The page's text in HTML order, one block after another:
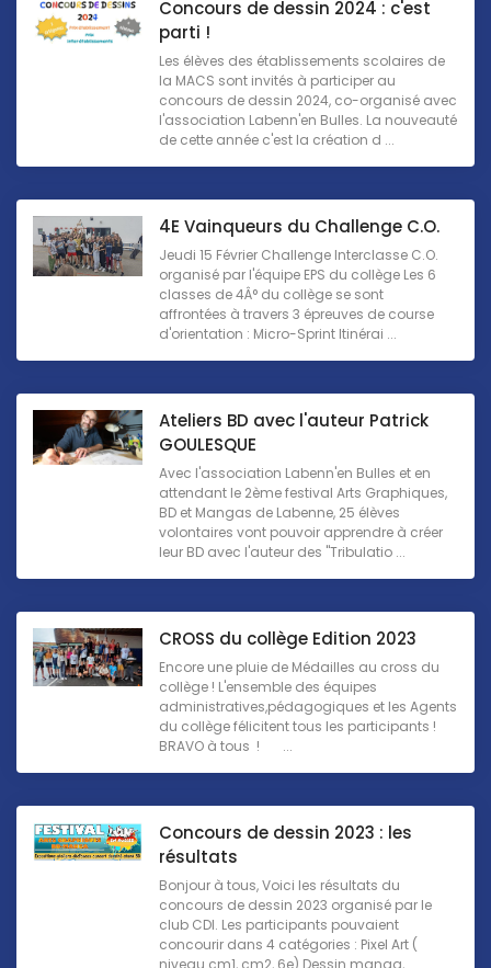
Concours de dessin 2024 : c'est
parti !
Les élèves des établissements scolaires de
la MACS sont invités à participer au
concours de dessin 2024, co-organisé avec
l'association Labenn'en Bulles. La nouveauté
de cette année c'est la création d ...
4E Vainqueurs du Challenge C.O.
Jeudi 15 Février Challenge Interclasse C.O.
organisé par l'équipe EPS du collège Les 6
classes de 4Â° du collège se sont
affrontées à travers 3 épreuves de course
d'orientation : Micro-Sprint Itinérai ...
Ateliers BD avec l'auteur Patrick
GOULESQUE
Avec l'association Labenn'en Bulles et en
attendant le 2ème festival Arts Graphiques,
BD et Mangas de Labenne, 25 élèves
volontaires vont pouvoir apprendre à créer
leur BD avec l'auteur des "Tribulatio ...
CROSS du collège Edition 2023
Encore une pluie de Médailles au cross du
collège ! L'ensemble des équipes
administratives,pédagogiques et les Agents
du collège félicitent tous les participants !
BRAVO à tous ! ...
Concours de dessin 2023 : les
résultats
Bonjour à tous, Voici les résultats du
concours de dessin 2023 organisé par le
club CDI. Les participants pouvaient
concourir dans 4 catégories : Pixel Art (
niveau cm1, cm2, 6e) Dessin manga,